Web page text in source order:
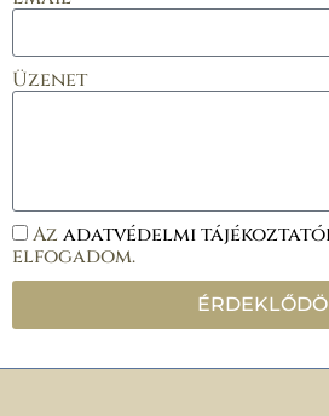
Üzenet
Az adatvédelmi
elfogadom.